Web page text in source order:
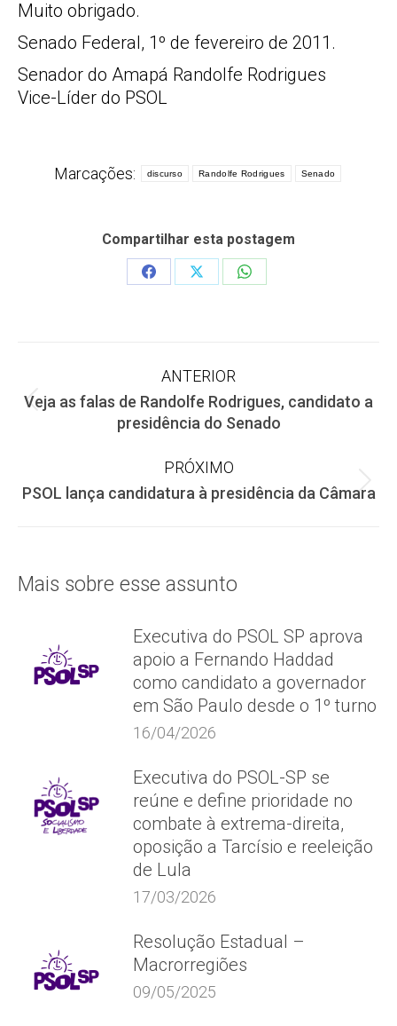
Muito obrigado.
Senado Federal, 1º de fevereiro de 2011.
Senador do Amapá Randolfe Rodrigues
Vice-Líder do PSOL
Marcações: discurso Randolfe Rodrigues Senado
Compartilhar esta postagem
Share
Share
Share
Navegação
de
ANTERIOR
Post
anterior:
Veja as falas de Randolfe Rodrigues, candidato a
presidência do Senado
PRÓXIMO
Próximo
PSOL lança candidatura à presidência da Câmara
Mais sobre esse assunto
Executiva do PSOL SP aprova
apoio a Fernando Haddad
como candidato a governador
em São Paulo desde o 1º turno
16/04/2026
Executiva do PSOL-SP se
reúne e define prioridade no
combate à extrema-direita,
oposição a Tarcísio e reeleição
de Lula
17/03/2026
Resolução Estadual –
Macrorregiões
09/05/2025